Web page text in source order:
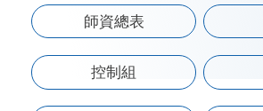
系所成員 教授
師資總表
控制組